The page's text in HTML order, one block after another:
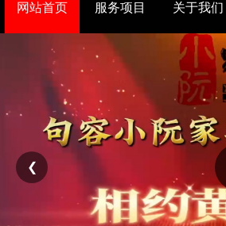
网站首页 服务项目 关于我们
❮